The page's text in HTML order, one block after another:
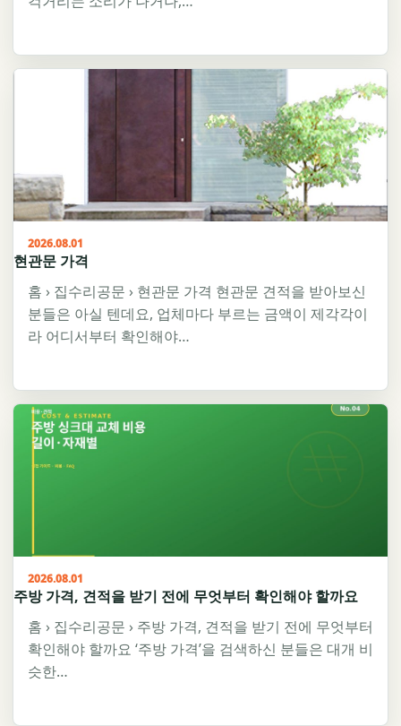
2026.08.01
현관문 가격
홈 › 집수리공문 › 현관문 가격 현관문 견적을 받아보신
분들은 아실 텐데요, 업체마다 부르는 금액이 제각각이
라 어디서부터 확인해야…
2026.08.01
주방 가격, 견적을 받기 전에 무엇부터 확인해야 할까요
홈 › 집수리공문 › 주방 가격, 견적을 받기 전에 무엇부터
확인해야 할까요 ‘주방 가격’을 검색하신 분들은 대개 비
슷한…